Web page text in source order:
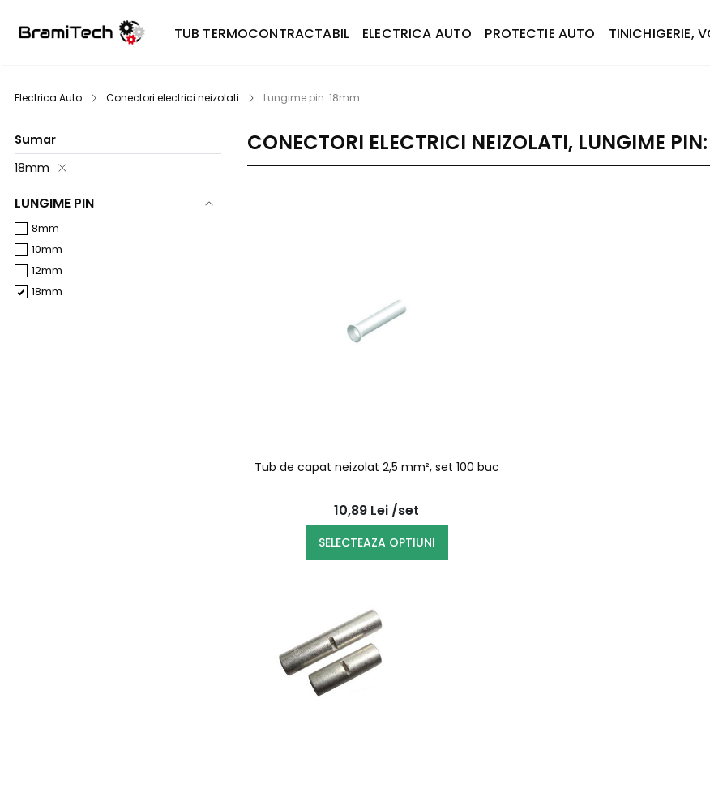
TUB TERMOCONTRACTABIL ELECTRICA AUTO PROTECTIE AUTO TINICHIGERIE,
Electrica Auto Conectori electrici neizolati Lungime pin: 18mm
Sumar
18mm
LUNGIME PIN
8mm
10mm
12mm
18mm
CONECTORI ELECTRICI NEIZOLATI, LUNGIME
Tub de capat neizolat 2,5 mm², set 100 buc
10,89 Lei /set
SELECTEAZA OPTIUNI